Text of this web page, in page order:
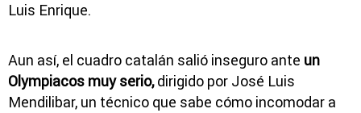
Luis Enrique.
Aun así, el cuadro catalán salió inseguro ante un
Olympiacos muy serio,dirigido por José Luis
Mendilibar, un técnico que sabe cómo incomodar a